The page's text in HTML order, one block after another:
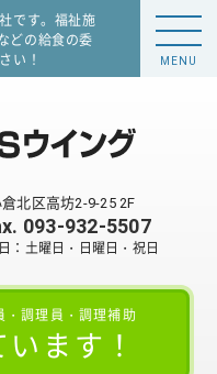
です。福祉施
どの給食の委
い！
北区高坊2-9-25 2F
093-932-5507
土曜日・日曜日・祝日
・調理員・調理補助
ます！
MENU